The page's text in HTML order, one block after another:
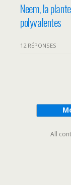
Neem, la
polyvalentes
12 RÉPONSES
All